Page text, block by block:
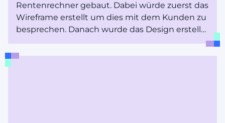
Rentenrechner gebaut. Dabei würde zuerst das
Wireframe erstellt um dies mit dem Kunden zu
besprechen. Danach wurde das Design erstellt
und umgesetzt.